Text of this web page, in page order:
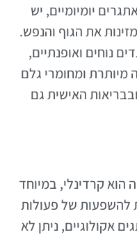
יומיומיים, יש
את הגוף והנפש.
נוחים ואופנתיים,
ומחומרי גלם
האישית גם
הוא קרדינלי, במיוחד
להשפעות של פעולות
אקולוגיים, ניתן לא